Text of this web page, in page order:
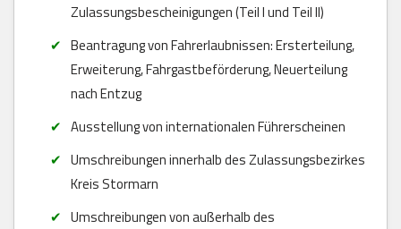
Zulassungsbescheinigungen (Teil I und Teil II)
Beantragung von Fahrerlaubnissen: Ersterteilung,
Erweiterung, Fahrgastbeförderung, Neuerteilung
nach Entzug
Ausstellung von internationalen Führerscheinen
Umschreibungen innerhalb des Zulassungsbezirkes
Kreis Stormarn
Umschreibungen von außerhalb des